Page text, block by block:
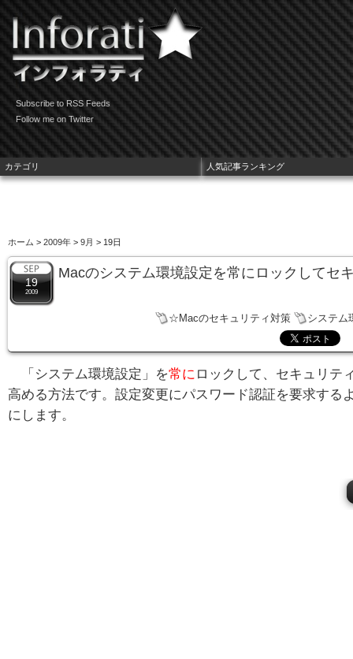
Subscribe to RSS Feeds
Follow me on Twitter
ホーム > 2009年 > 9月 > 19日
19
2009
Macのシステム環境設定を常にロックしてセ
☆Macのセキュリティ対策 システム
「システム環境設定」を常に ロックして、セキュリテ
高める方法です。設定変更にパスワード認証を要求する
にします。
カテゴリ 人気記事ランキング